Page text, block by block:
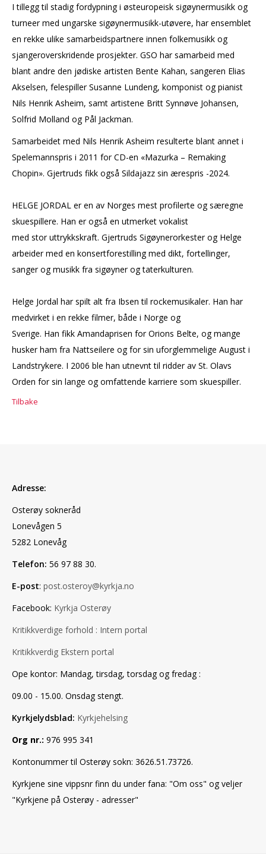
I tillegg til stadig fordypning i østeuropeisk sigøynermusikk og
turneer med ungarske sigøynermusikk-utøvere, har ensemblet
en rekke ulike samarbeidspartnere innen folkemusikk og
sjangeroverskridende prosjekter. GSO har samarbeid med
blant andre den jødiske artisten Bente Kahan, sangeren Elias
Akselsen, felespiller Susanne Lundeng, komponist og pianist
Nils Henrik Asheim, samt artistene Britt Synnøve Johansen,
Solfrid Molland og Pål Jackman.
Samarbeidet med Nils Henrik Asheim resulterte blant annet i
Spelemannspris i 2011 for CD-en «Mazurka – Remaking
Chopin». Gjertruds fikk også Sildajazz sin ærespris -2024.
HELGE JORDAL er en av Norges mest profilerte og særegne
skuespillere. Han er også en utmerket vokalist
med stor uttrykkskraft. Gjertruds Sigøynerorkester og Helge
arbeider med en konsertforestilling med dikt, fortellinger,
sanger og musikk fra sigøyner og taterkulturen.
Helge Jordal har spilt alt fra Ibsen til rockemusikaler. Han har
medvirket i en rekke filmer, både i Norge og
Sverige. Han fikk Amandaprisen for Orions Belte, og mange
husker ham fra Nattseilere og for sin uforglemmelige August i
Landstrykere. I 2006 ble han utnevnt til ridder av St. Olavs
Orden for sin lange og omfattende karriere som skuespiller.
Tilbake
Adresse:
Osterøy sokneråd
Lonevågen 5
5282 Lonevåg
Telefon: 56 97 88 30.
E-post: post.osteroy@kyrkja.no
Facebook: Kyrkja Osterøy
Kritikkverdige forhold : Intern portal
Kritikkverdig Ekstern portal
Ope kontor: Mandag, tirsdag, torsdag og fredag :
09.00 - 15.00. Onsdag stengt.
Kyrkjelydsblad: Kyrkjehelsing
Org nr.: 976 995 341
Kontonummer til Osterøy sokn: 3626.51.73726.
Kyrkjene sine vippsnr finn du under fana: "Om oss" og veljer
"Kyrkjene på Osterøy - adresser"